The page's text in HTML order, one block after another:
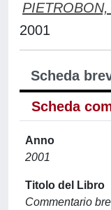
2001
Scheda
Scheda
Anno
2001
Titolo del Libro
Commentario